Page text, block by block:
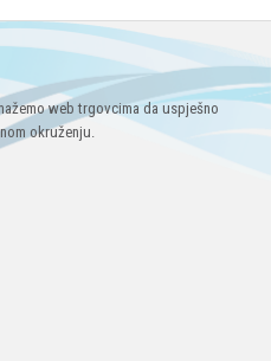
web trgovcima da uspješno
okruženju.